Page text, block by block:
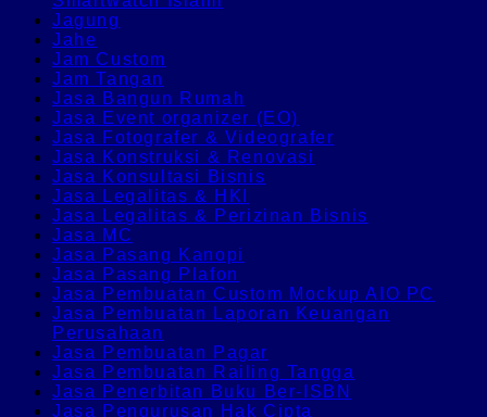
Jagung
Jahe
Jam Custom
Jam Tangan
Jasa Bangun Rumah
Jasa Event organizer (EO)
Jasa Fotografer & Videografer
Jasa Konstruksi & Renovasi
Jasa Konsultasi Bisnis
Jasa Legalitas & HKI
Jasa Legalitas & Perizinan Bisnis
Jasa MC
Jasa Pasang Kanopi
Jasa Pasang Plafon
Jasa Pembuatan Custom Mockup AIO PC
Jasa Pembuatan Laporan Keuangan
Perusahaan
Jasa Pembuatan Pagar
Jasa Pembuatan Railing Tangga
Jasa Penerbitan Buku Ber-ISBN
Jasa Pengurusan Hak Cipta